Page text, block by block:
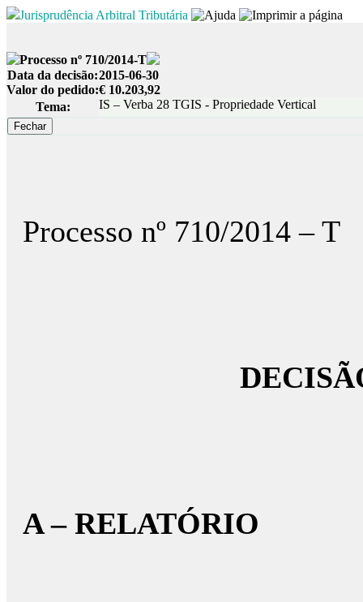
Jurisprudência Arbitral Tributária
Processo nº 710/2014-T
Data da decisão:2015-06-30
Valor do pedido:€ 10.203,92
Tema:
IS – Verba 28 TGIS - Propriedade Vertical
Processo nº 710/2014 – T
A – RELATÓRIO